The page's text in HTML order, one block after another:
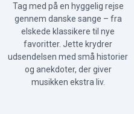
Tag med på en hyggelig rejse
gennem danske sange – fra
elskede klassikere til nye
favoritter. Jette krydrer
udsendelsen med små historier
og anekdoter, der giver
musikken ekstra liv.